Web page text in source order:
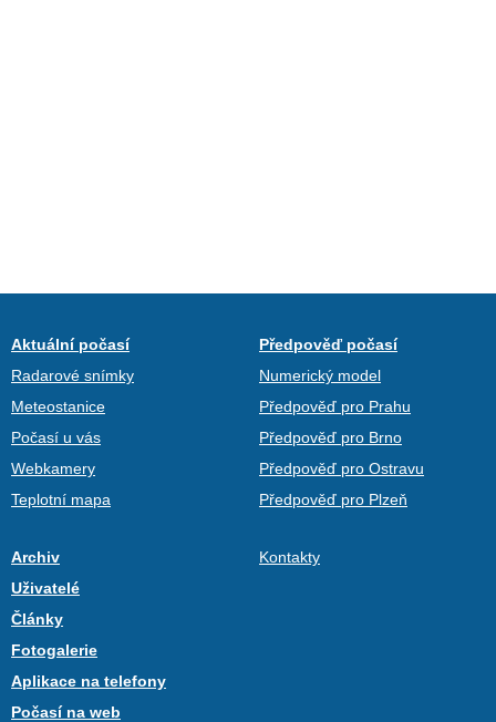
Aktuální počasí
Radarové snímky
Meteostanice
Počasí u vás
Webkamery
Teplotní mapa
Předpověď počasí
Numerický model
Předpověď pro Prahu
Předpověď pro Brno
Předpověď pro Ostravu
Předpověď pro Plzeň
Archiv
Uživatelé
Články
Fotogalerie
Aplikace na telefony
Počasí na web
Kontakty